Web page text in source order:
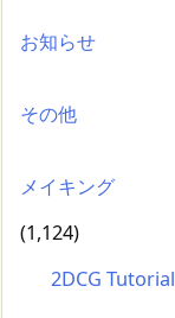
お知らせ
その他
メイキング
(1,124)
2DCG Tutorial